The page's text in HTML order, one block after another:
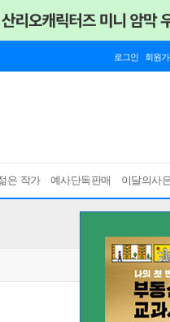
로그인 회원
은 작가 예사단독판매 이달의사